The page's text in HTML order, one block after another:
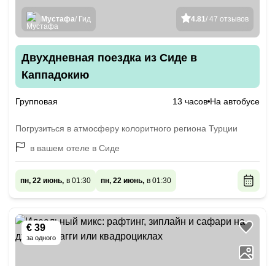
4.81/ 47 отзывов
Мустафа/ Гид
Двухдневная поездка из Сиде в
Каппадокию
Групповая 13 часов На автобусе
Погрузиться в атмосферу колоритного региона Турции
в вашем отеле в Сиде
пн, 22 июнь, в 01:30 пн, 22 июнь, в 01:30
€ 39
за одного